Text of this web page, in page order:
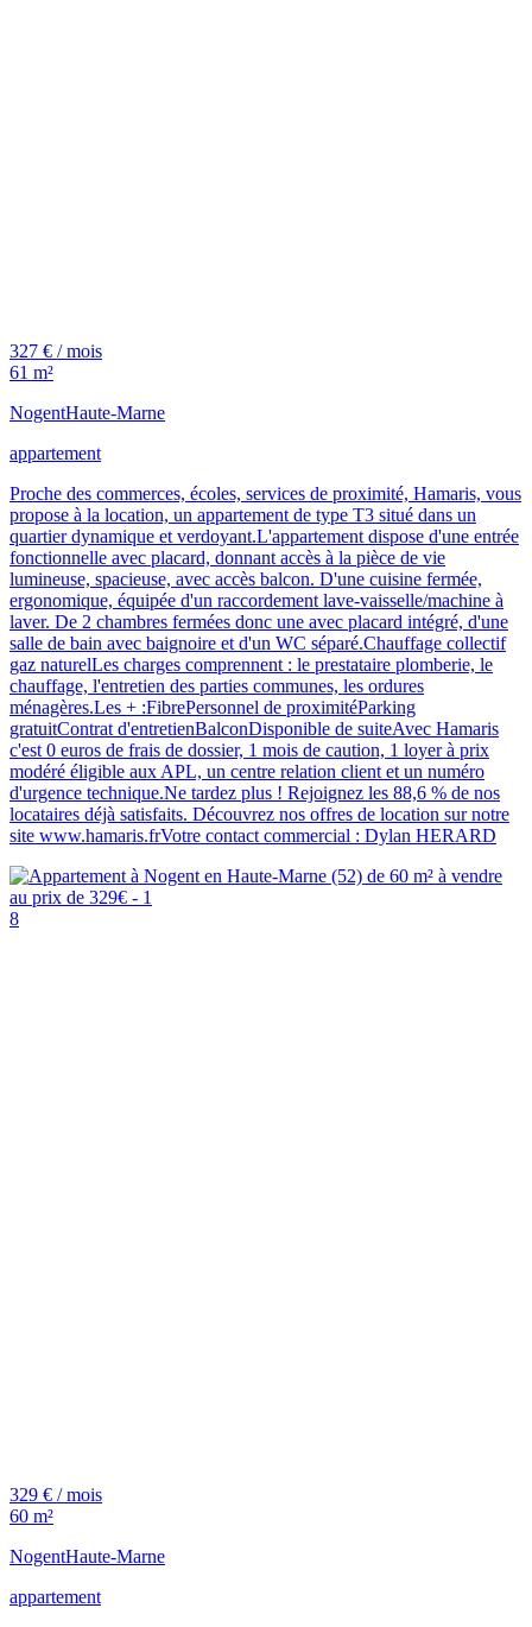
327 € / mois
61 m²
NogentHaute-Marne
appartement
Proche des commerces, écoles, services de proximité, Hamaris, vous
propose à la location, un appartement de type T3 situé dans un
quartier dynamique et verdoyant.L'appartement dispose d'une entrée
fonctionnelle avec placard, donnant accès à la pièce de vie
lumineuse, spacieuse, avec accès balcon. D'une cuisine fermée,
ergonomique, équipée d'un raccordement lave-vaisselle/machine à
laver. De 2 chambres fermées donc une avec placard intégré, d'une
salle de bain avec baignoire et d'un WC séparé.Chauffage collectif
gaz naturelLes charges comprennent : le prestataire plomberie, le
chauffage, l'entretien des parties communes, les ordures
ménagères.Les + :FibrePersonnel de proximitéParking
gratuitContrat d'entretienBalconDisponible de suiteAvec Hamaris
c'est 0 euros de frais de dossier, 1 mois de caution, 1 loyer à prix
modéré éligible aux APL, un centre relation client et un numéro
d'urgence technique.Ne tardez plus ! Rejoignez les 88,6 % de nos
locataires déjà satisfaits. Découvrez nos offres de location sur notre
site www.hamaris.frVotre contact commercial : Dylan HERARD
8
329 € / mois
60 m²
NogentHaute-Marne
appartement